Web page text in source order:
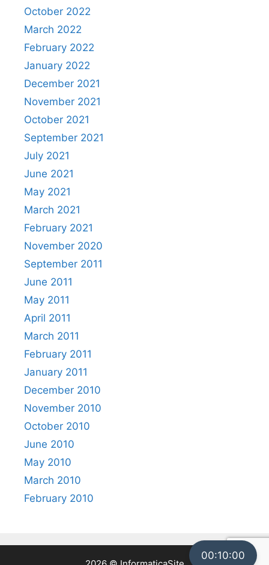
00:10:00
October 2022
March 2022
February 2022
January 2022
December 2021
November 2021
October 2021
September 2021
July 2021
June 2021
May 2021
March 2021
February 2021
November 2020
September 2011
June 2011
May 2011
April 2011
March 2011
February 2011
January 2011
December 2010
November 2010
October 2010
June 2010
May 2010
March 2010
February 2010